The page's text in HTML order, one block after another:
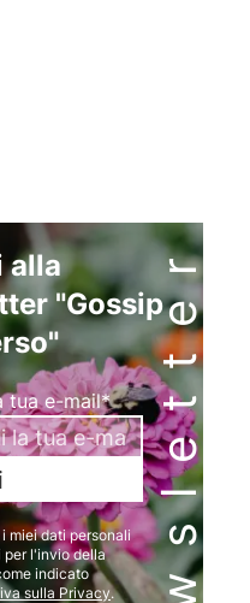
Newsletter
alla
"Gossip
tua e-mail*
miei dati personali
per l'invio della
indicato
sulla Privacy.